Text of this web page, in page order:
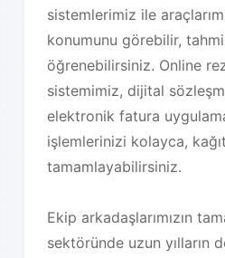
sistemlerimiz ile
konumunu görebilir,
öğrenebilirsiniz. Online
sistemimiz, dijital
elektronik fatura
işlemlerinizi kolayca,
tamamlayabilirsiniz.
Ekip arkadaşlarımızın
sektöründe uzun yılların